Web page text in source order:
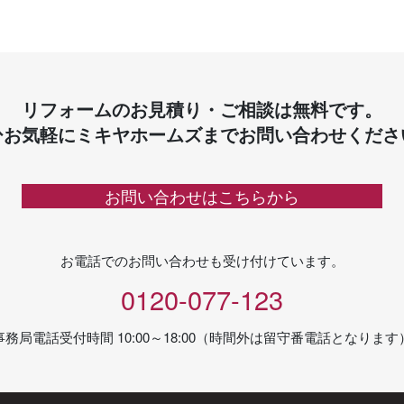
リフォームのお見積り・ご相談は無料です。
気軽にミキヤホームズまでお問い合わせくだ
お問い合わせはこちらから
お電話でのお問い合わせも受け付けています。
0120-077-123
務局電話受付時間 10:00～18:00（時間外は留守番電話となります